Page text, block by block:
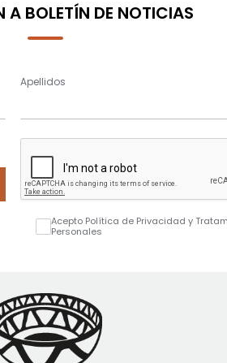
A BOLETÍN DE NOTICIAS
Apellidos
Acepto Política de Privacidad y
Personales